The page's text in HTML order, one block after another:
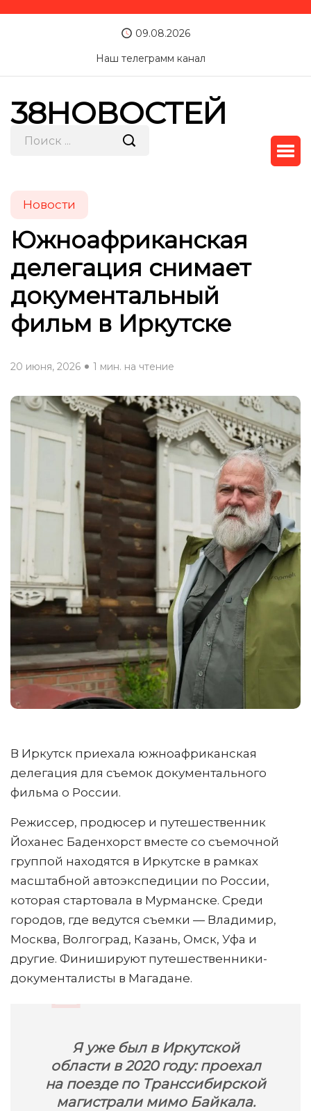
09.08.2026
Наш телеграмм канал
38НОВОСТЕЙ
Новости
Южноафриканская
делегация снимает
документальный
фильм в Иркутске
20 июня, 2026 1 мин. на чтение
В Иркутск приехала южноафриканская
делегация для съемок документального
фильма о России.
Режиссер, продюсер и путешественник
Йоханес Баденхорст вместе со съемочной
группой находятся в Иркутске в рамках
масштабной автоэкспедиции по России,
которая стартовала в Мурманске. Среди
городов, где ведутся съемки — Владимир,
Москва, Волгоград, Казань, Омск, Уфа и
другие. Финишируют путешественники-
документалисты в Магадане.
Я уже был в Иркутской
области в 2020 году: проехал
на поезде по Транссибирской
магистрали мимо Байкала.